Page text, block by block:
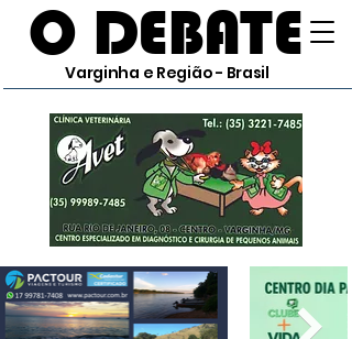
O DEBATE
Varginha e Região - Brasil